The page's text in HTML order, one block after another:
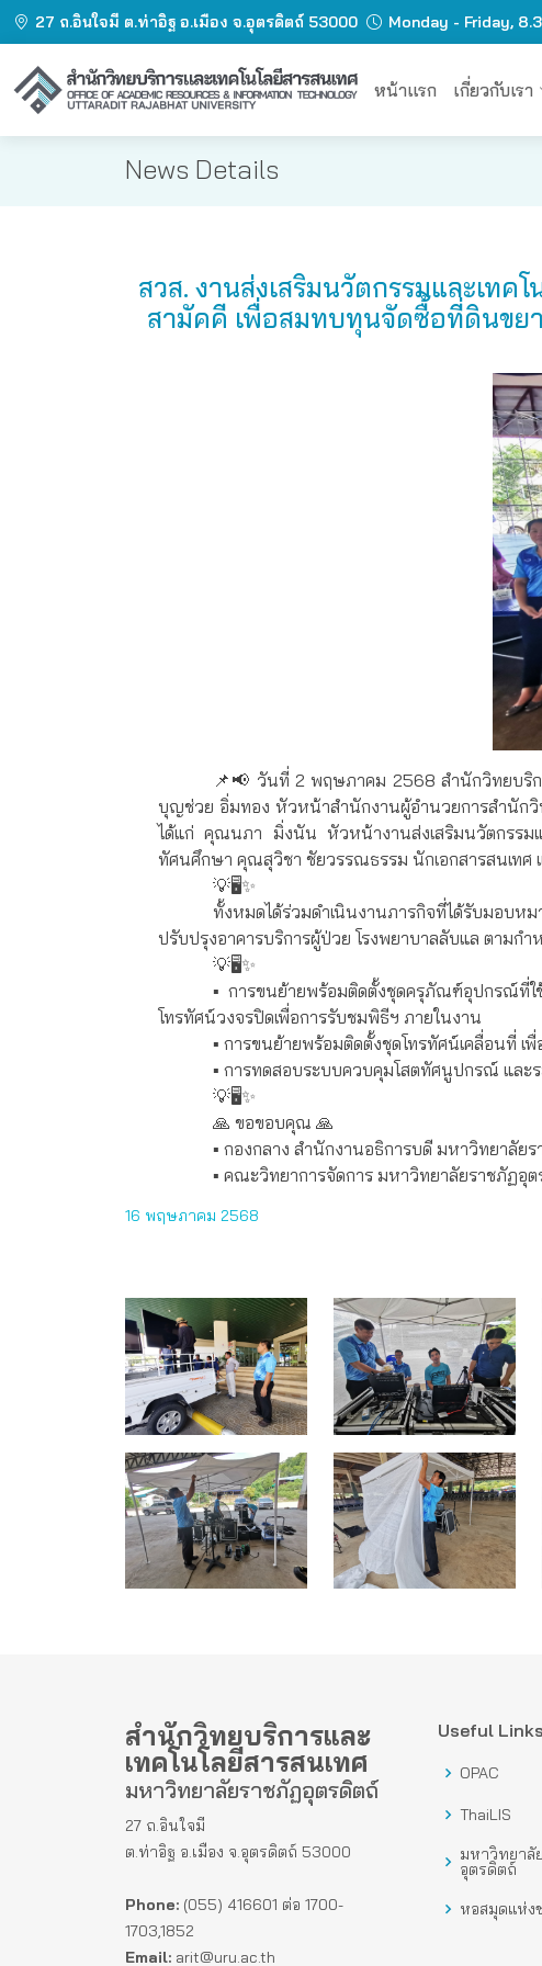
27 ถ.อินใจมี ต.ท่าอิฐ อ.เมือง จ.อุตรดิตถ์ 53000 Monday - Friday,
หน้าแรก เกี่ยวกับเรา
News Details
สวส. งานส่งเสริมนวัตกรรมและเทค
สามัคคี เพื่อสมทบทุนจัดซื้อที่ดินขย
📌📢 วันที่ 2 พฤษภาคม 2568 สำนักวิทยบริก
บุญช่วย อิ่มทอง หัวหน้าสำนักงานผู้อำนวยการสำนักวิ
ได้แก่ คุณนภา มิ่งนัน หัวหน้างานส่งเสริมนวัตกรรม
ทัศนศึกษา คุณสุวิชา ชัยวรรณธรรม นักเอกสารสนเท
💡🖥✨
ทั้งหมดได้ร่วมดำเนินงานภารกิจที่ได้รับมอบ
ปรับปรุงอาคารบริการผู้ป่วย โรงพยาบาลลับแล ตามก
💡🖥✨
▪️ การขนย้ายพร้อมติดตั้งชุดครุภัณฑ์อุปกรณ์ที่ใ
โทรทัศน์วงจรปิดเพื่อการรับชมพิธีฯ ภายในงาน
▪️ การขนย้ายพร้อมติดตั้งชุดโทรทัศน์เคลื่อนที่ เ
▪️ การทดสอบระบบควบคุมโสตทัศนูปกรณ์ และร
💡🖥✨
🙏 ขอขอบคุณ 🙏
▪️ กองกลาง สำนักงานอธิการบดี มหาวิทยาลั
▪️ คณะวิทยาการจัดการ มหาวิทยาลัยราชภัฏ
16 พฤษภาคม 2568
สำนักวิทยบริการและ
เทคโนโลยีสารสนเทศ
มหาวิทยาลัยราชภัฏอุตรดิตถ์
27 ถ.อินใจมี
ต.ท่าอิฐ อ.เมือง จ.อุตรดิตถ์ 53000
Phone: (055) 416601 ต่อ 1700-
1703,1852
Email: arit@uru.ac.th
Useful Links
OPAC
ThaiLIS
มหาวิทยาลั
อุตรดิตถ์
หอสมุดแห่ง